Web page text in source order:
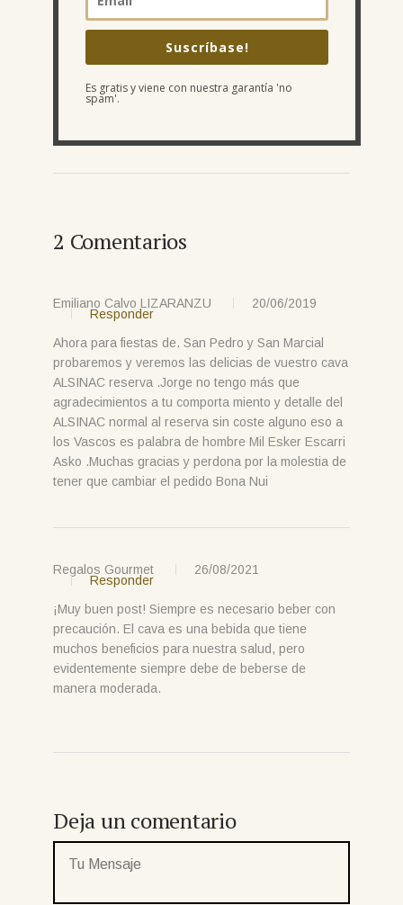
Suscríbase!
Es gratis y viene con nuestra garantía 'no
spam'.
2 Comentarios
Emiliano Calvo LIZARANZU 20/06/2019
Responder
Ahora para fiestas de. San Pedro y San Marcial
probaremos y veremos las delicias de vuestro cava
ALSINAC reserva .Jorge no tengo más que
agradecimientos a tu comporta miento y detalle del
ALSINAC normal al reserva sin coste alguno eso a
los Vascos es palabra de hombre Mil Esker Escarri
Asko .Muchas gracias y perdona por la molestia de
tener que cambiar el pedido Bona Nui
Regalos Gourmet 26/08/2021
Responder
¡Muy buen post! Siempre es necesario beber con
precaución. El cava es una bebida que tiene
muchos beneficios para nuestra salud, pero
evidentemente siempre debe de beberse de
manera moderada.
Deja un comentario